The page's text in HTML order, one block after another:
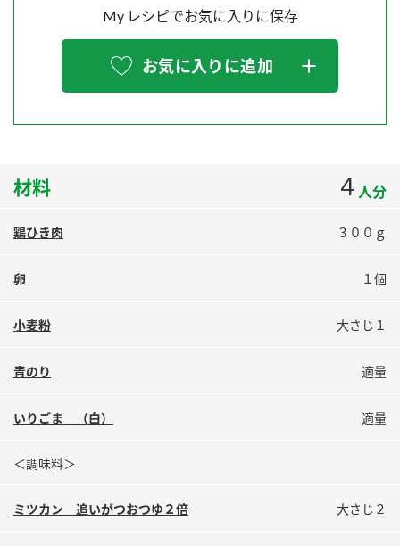
炊き込みご飯の素 米飯用調味液
お酢を知ろう！
ぽん酢サワー
MIM（ミツカンミュージアム）
お客様の声をいかしました
販売終了製品のご案内
よくあるご質問
地図から取り扱い店舗を探す
検索
業務用サイト
My レシピでお気に入りに保存
お気に入りに追加
材料 4 人分
鶏ひき肉 ３００ｇ
卵 １個
小麦粉 大さじ１
青のり 適量
いりごま （白） 適量
＜調味料＞
ミツカン 追いがつおつゆ２倍 大さじ２